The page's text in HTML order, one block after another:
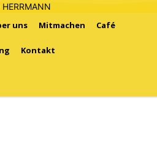
uns Mitmachen Café
Kontakt